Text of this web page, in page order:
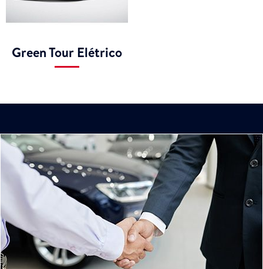
Green Tour Elétrico